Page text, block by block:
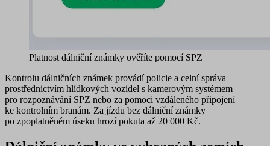
Platnost dálniční známky ověříte pomocí SPZ
Kontrolu dálničních známek provádí policie a celní správa
prostřednictvím hlídkových vozidel s kamerovým systémem
pro rozpoznávání SPZ nebo za pomoci vzdáleného připojení
ke kontrolním branám. Za jízdu bez dálniční známky
po zpoplatněném úseku hrozí pokuta až 20 000 Kč.